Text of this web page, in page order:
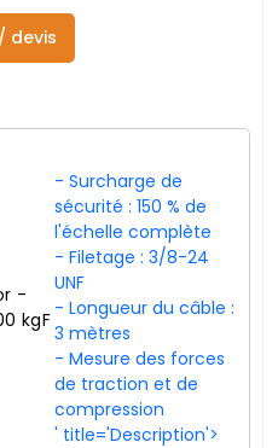
devis
-
kgF
- Surcharge de
sécurité : 150 % de
l'échelle complète
- Filetage : 3/8-24
UNF
- Longueur du câble :
3 mètres
- Mesure des forces
de traction et de
compression
' title='Description'>